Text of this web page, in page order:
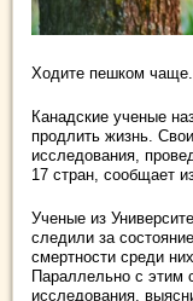
Ходите пешком
Канадские ученые
продлить жизнь.
исследования,
17 стран, сообщает
Ученые из
следили за
смертности среди
Параллельно с этим
исследования,